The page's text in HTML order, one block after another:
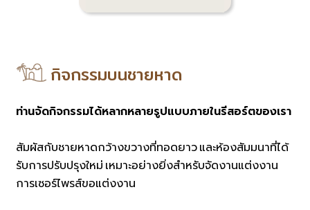
กิจกรรมบนชายหาด
ท่านจัดกิจกรรมได้หลากหลายรูปแบบภายในรีสอร์ตของเรา
สัมผัสกับชายหาดกว้างขวางที่ทอดยาว และห้องสัมมนาที่ได้
รับการปรับปรุงใหม่ เหมาะอย่างยิ่งสำหรับจัดงานแต่งงาน
การเซอร์ไพรส์ขอแต่งงาน